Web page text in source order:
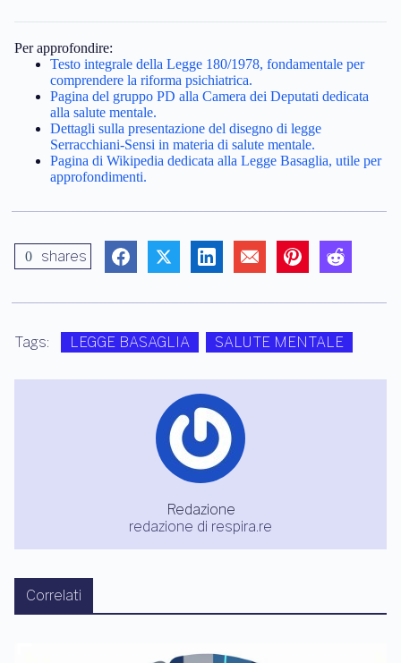
Per approfondire:
Testo integrale della Legge 180/1978, fondamentale per
comprendere la riforma psichiatrica.
Pagina del gruppo PD alla Camera dei Deputati dedicata
alla salute mentale.
Dettagli sulla presentazione del disegno di legge
Serracchiani-Sensi in materia di salute mentale.
Pagina di Wikipedia dedicata alla Legge Basaglia, utile per
approfondimenti.
0 shares
Tags: LEGGE BASAGLIA SALUTE MENTALE
Redazione
redazione di respira.re
Correlati